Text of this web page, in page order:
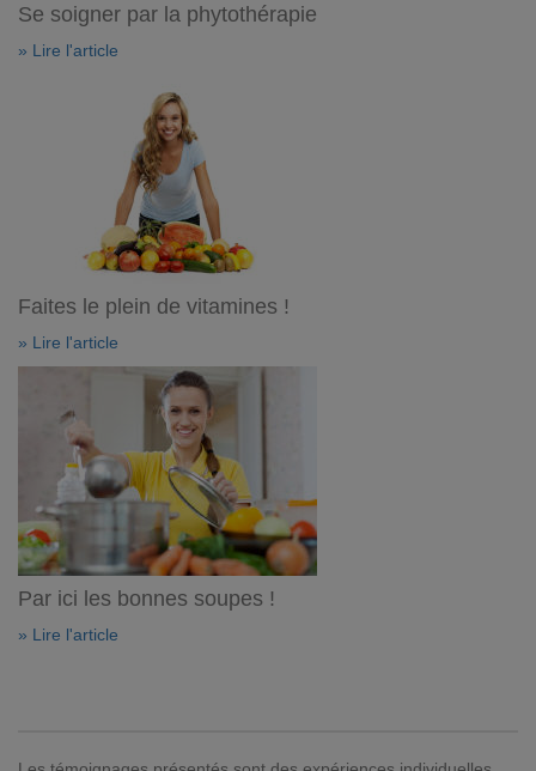
Se soigner par la phytothérapie
» Lire l'article
Faites le plein de vitamines !
» Lire l'article
Par ici les bonnes soupes !
» Lire l'article